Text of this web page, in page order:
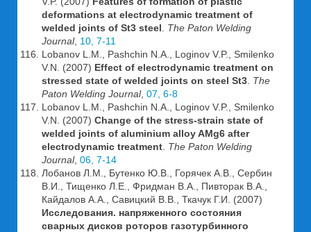
deformations at electrodynamic treatment of
welded joints of St3 steel
The Paton Welding
Journal, 10, 7-11
Lobanov L.M., Pashchin N.A., Loginov V.P., Smilenko
V.N. (2007) Effect of electrodynamic treatment on
stressed state of welded joints on steel St3 The
Paton Welding Journal, 07, 6-8
Lobanov L.M., Pashchin N.A., Loginov V.P., Smilenko
V.N. (2007) Change of the stress-strain state of
welded joints of aluminium alloy AMg6 after
electrodynamic treatment The Paton Welding
Journal, 06, 7-14
Лобанов Л.М., Бутенко Ю.В., Горячек А.В., Сербин
В.И., Тищенко Л.Е., Фридман В.А., Пивторак В.А.,
Кайдалов А.А., Савицкий В.В., Ткачук Г.И. (2007)
Исследования. напряженного состояния
сварных дисков роторов газотурбинного